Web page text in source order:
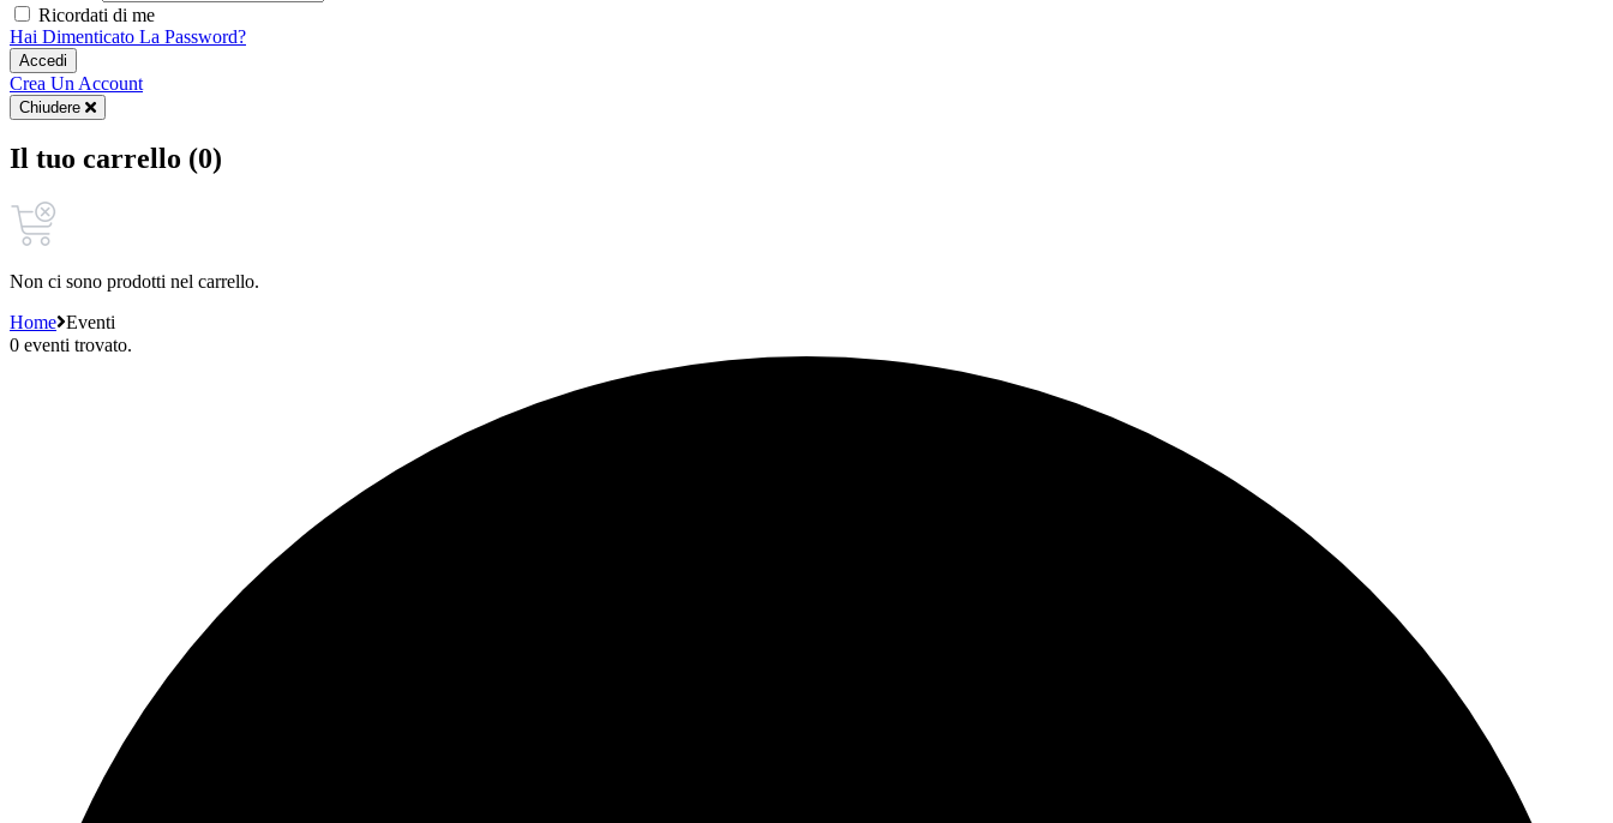
Ricordati di me
Hai Dimenticato La Password?
Accedi
Crea Un Account
Chiudere
Il tuo carrello (0)
Non ci sono prodotti nel carrello.
Home Eventi
0 eventi trovato.